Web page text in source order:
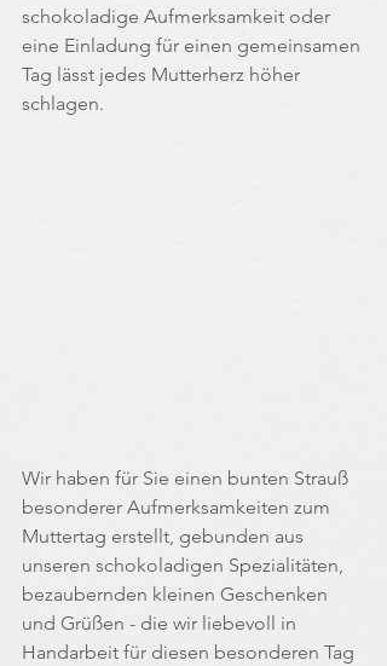
schokoladige Aufmerksamkeit oder
eine Einladung für einen gemeinsamen
Tag lässt jedes Mutterherz höher
schlagen.
Wir haben für Sie einen bunten Strauß
besonderer Aufmerksamkeiten zum
Muttertag erstellt, gebunden aus
unseren schokoladigen Spezialitäten,
bezaubernden kleinen Geschenken
und Grüßen - die wir liebevoll in
Handarbeit für diesen besonderen Tag